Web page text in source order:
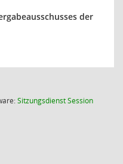
der
SitzungsdienstSession(Wird in